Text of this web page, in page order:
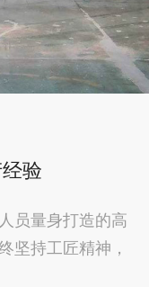
验
员量身打造的高
坚持工匠精神，